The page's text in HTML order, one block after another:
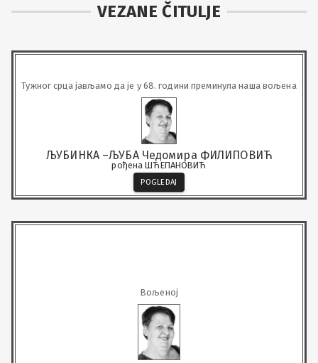
VEZANE ČITULJE
Тужног срца јављамо да је у 68. години преминула наша вољена
ЉУБИНКА –ЉУБА Чедомира ФИЛИПОВИЋ
рођена ШЋЕПАНОВИЋ
POGLEDAJ
Вољеној